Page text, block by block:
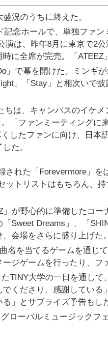
況のうちに終えた。
記念ホールで、単独ファ
演は、昨年8月に東京で2
に全席が完売。「
」で幕を開けた。ミンギ
」「Stay」と相次いで
は、キャンパスのイケ
「ファンミーティングに
したファンに向け、日本
た。
れた「Forevermore」を
ットリストはもちろん、
が野心的に準備したコ
Sweet Dreams」、「
会場をさらに盛り上げた。
名を当てるゲームを通じ
ジゲームを行ったり、フ
TINY大学の一日を通し
くださり、感謝している
」とサプライズ予告もし
ローバルミュージックフ